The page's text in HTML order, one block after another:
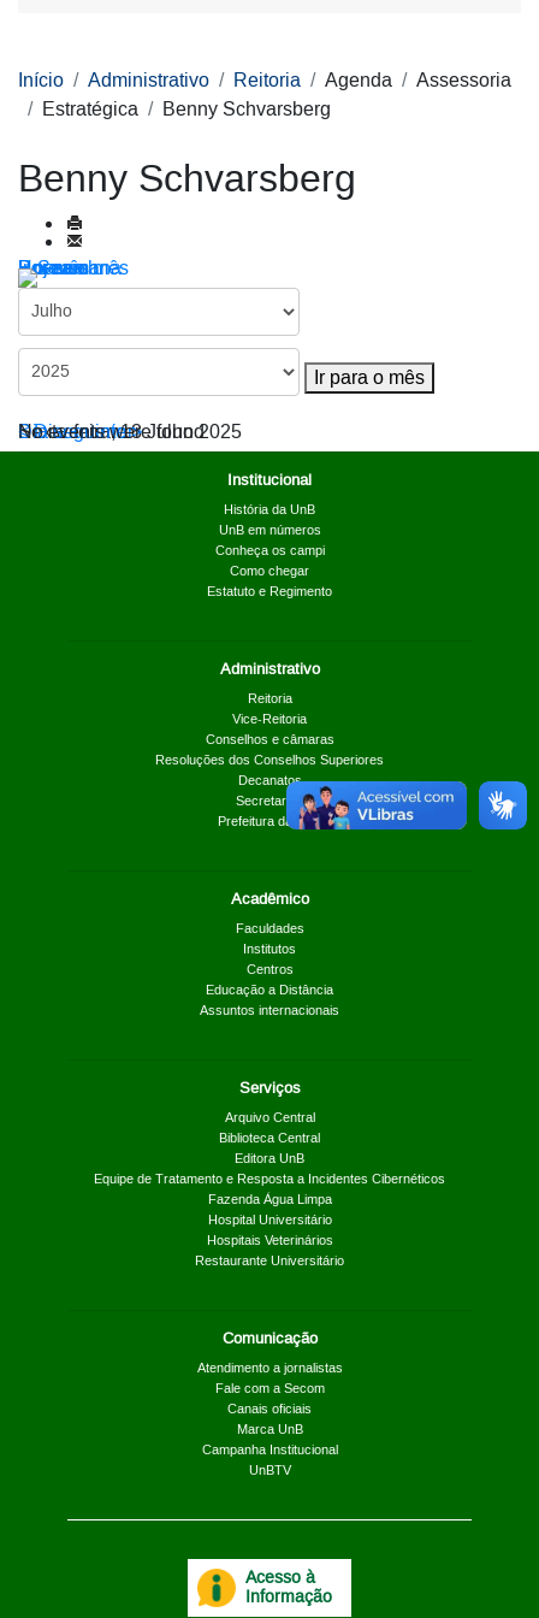
Início Administrativo Reitoria Agenda
Assessoria
Estratégica
Benny Schvarsberg
Benny Schvarsberg
Por ano
Por mês
Por semana
Hoje
Ir para o mês
Ir para o mês
< Dia anterior
Sexta-feira, 18 Julho 2025
Dia seguinte >
No events were found
Institucional
História da UnB
UnB em números
Conheça os campi
Como chegar
Estatuto e Regimento
Administrativo
Reitoria
Vice-Reitoria
Conselhos e câmaras
Resoluções dos Conselhos Superiores
Decanatos
Secretarias
Prefeitura da UnB
Acadêmico
Faculdades
Institutos
Centros
Educação a Distância
Assuntos internacionais
Serviços
Arquivo Central
Biblioteca Central
Editora UnB
Equipe de Tratamento e Resposta a Incidentes Cibernéticos
Fazenda Água Limpa
Hospital Universitário
Hospitais Veterinários
Restaurante Universitário
Comunicação
Atendimento a jornalistas
Fale com a Secom
Canais oficiais
Marca UnB
Campanha Institucional
UnBTV
Acesso à
Informação